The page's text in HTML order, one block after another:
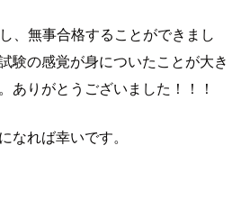
、無事合格することができまし
験の感覚が身についたことが大き
ありがとうございました！！！
なれば幸いです。